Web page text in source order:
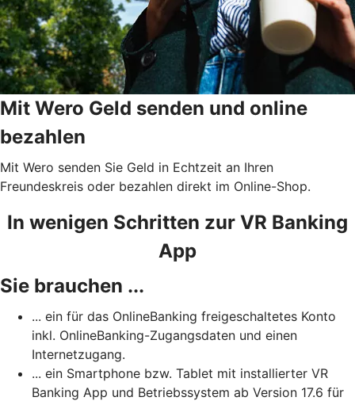
Mit Wero Geld senden und online
bezahlen
Mit Wero senden Sie Geld in Echtzeit an Ihren
Freundeskreis oder bezahlen direkt im Online-Shop.
In wenigen Schritten zur VR Banking
App
Sie brauchen ...
... ein für das OnlineBanking freigeschaltetes Konto
inkl. OnlineBanking-Zugangsdaten und einen
Internetzugang.
... ein Smartphone bzw. Tablet mit installierter VR
Banking App und Betriebssystem ab Version 17.6 für